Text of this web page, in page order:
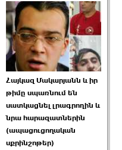
Սահմանադրական
դատարանը մերժեց ›››
2026-07-02 00:39:00
Հայկազ Մակարյանն և իր
թիմը սպառնում են
սատկացնել լրագրողին և
նրա հարազատներին
(ապացուցողական
սքրինշոթեր)